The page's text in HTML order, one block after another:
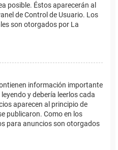
posible. Éstos aparecerán al
de Control de Usuario. Los
son otorgados por La
información importante
y debería leerlos cada
aparecen al principio de
publicaron. Como en los
para anuncios son otorgados